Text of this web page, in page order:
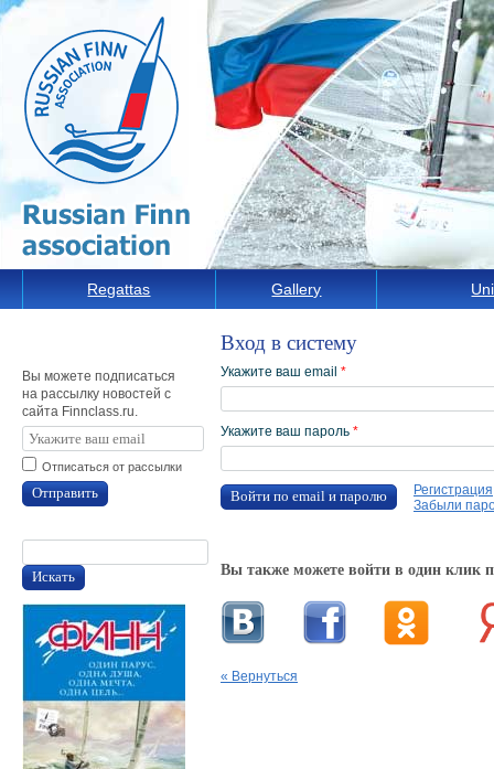
Regattas Gallery
Вход в систему
Укажите ваш email *
Укажите ваш пароль *
Войти по email и паролю
Регистрация
Забыли
Вы также можете войти в один клик
« Вернуться
Вы можете подписаться
на рассылку новостей с
сайта Finnclass.ru.
Отписаться от рассылки
Отправить
Искать